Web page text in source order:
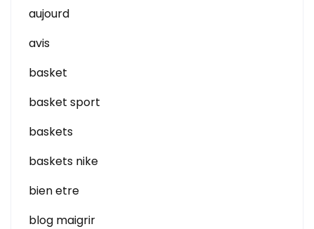
aujourd
avis
basket
basket sport
baskets
baskets nike
bien etre
blog maigrir